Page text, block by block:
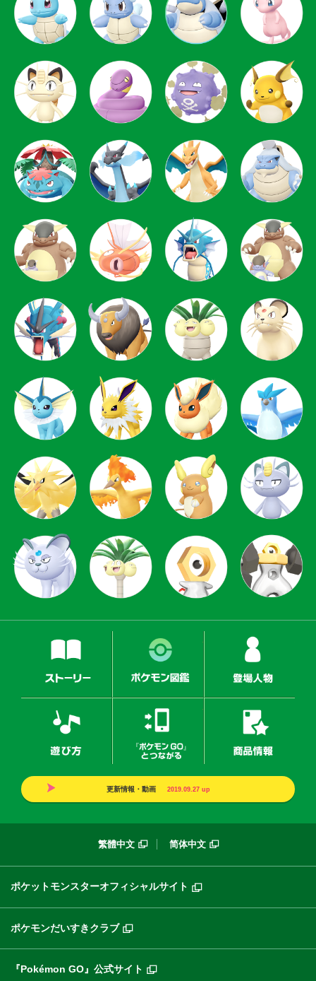
ストーリー ポケモン図鑑
更新情報・動画 2019.09.27up
繁體中文 简体中文
ポケットモンスターオフィシャルサイト
ポケモンだいすきクラブ
『Pokémon GO』公式サイト